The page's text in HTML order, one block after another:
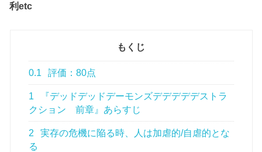
利etc
もくじ
0.1 評価：80点
1
『デッドデッドデーモンズデデデデデストラ
クション 前章』あらすじ
2
実存の危機に陥る時、人は加虐的/自虐的とな
る